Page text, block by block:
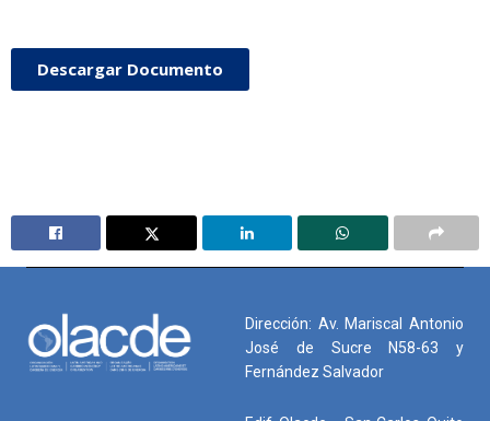
Descargar Documento
Dirección: Av. Mariscal Antonio
José de Sucre N58-63 y
Fernández Salvador